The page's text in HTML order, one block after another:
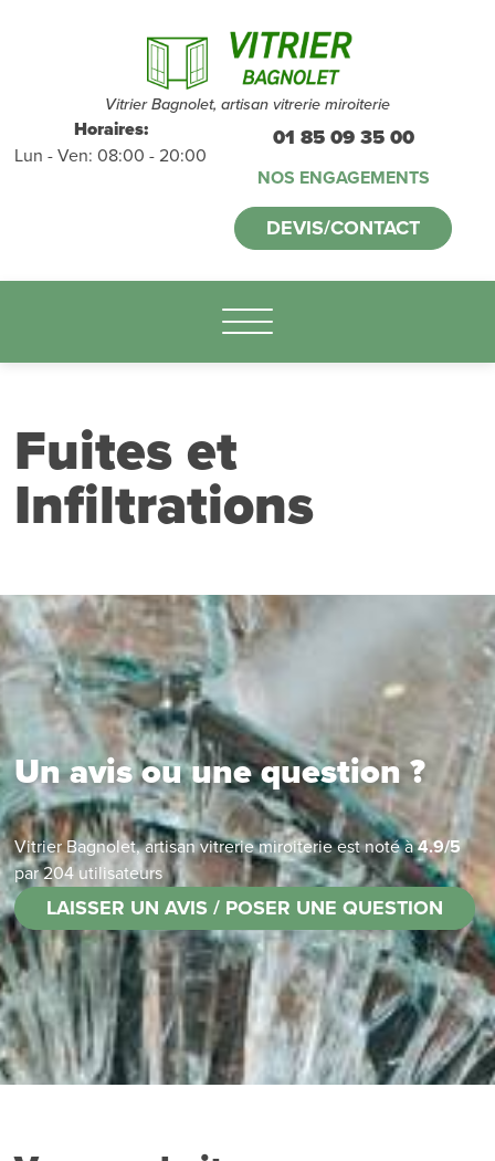
Vitrier Bagnolet, artisan vitrerie miroiterie
Horaires:
Lun - Ven: 08:00 - 20:00
01 85 09 35 00
NOS ENGAGEMENTS
DEVIS/CONTACT
déplacements
gratuitssans
engagement
appelez-nous :
01.85.09.35.00
Fuites et
Infiltrations
Un avis ou une question ?
Vitrier Bagnolet, artisan vitrerie miroiterieest noté à4.9/5
par204utilisateurs
LAISSER UN AVIS / POSER UNE QUESTION